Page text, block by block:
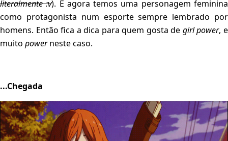
literalmente :v). E agora temos uma personagem feminina
como protagonista num esporte sempre lembrado por
homens. Então fica a dica para quem gosta de girl power, e
muito powerneste caso.
...Chegada